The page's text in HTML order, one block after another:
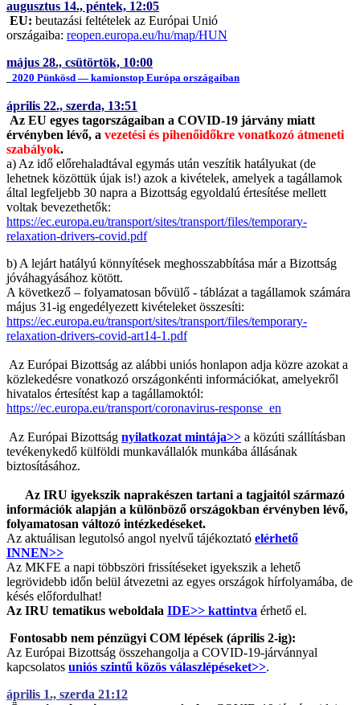
augusztus 14., péntek, 12:05
EU: beutazási feltételek az Európai Unió
országaiba: reopen.europa.eu/hu/map/HUN
május 28., csütörtök, 10:00
2020 Pünkösd — kamionstop Európa országaiban
április 22., szerda, 13:51
Az EU egyes tagországaiban a COVID-19 járvány miatt
érvényben lévő, a vezetési és pihenőidőkre vonatkozó átmeneti
szabályok.
a) Az idő előrehaladtával egymás után veszítik hatályukat (de
lehetnek közöttük újak is!) azok a kivételek, amelyek a tagállamok
által legfeljebb 30 napra a Bizottság egyoldalú értesítése mellett
voltak bevezethetők:
https://ec.europa.eu/transport/sites/transport/files/temporary-
relaxation-drivers-covid.pdf
b) A lejárt hatályú könnyítések meghosszabbítása már a Bizottság
jóváhagyásához kötött.
A következő – folyamatosan bővülő - táblázat a tagállamok számára
május 31-ig engedélyezett kivételeket összesíti:
https://ec.europa.eu/transport/sites/transport/files/temporary-
relaxation-drivers-covid-art14-1.pdf
Az Európai Bizottság az alábbi uniós honlapon adja közre azokat a
közlekedésre vonatkozó országonkénti információkat, amelyekről
hivatalos értesítést kap a tagállamoktól:
https://ec.europa.eu/transport/coronavirus-response_en
Az Európai Bizottság nyilatkozat mintája>> a közúti szállításban
tevékenykedő külföldi munkavállalók munkába állásának
biztosításához.
Az IRU igyekszik naprakészen tartani a tagjaitól származó
információk alapján a különböző országokban érvényben lévő,
folyamatosan változó intézkedéseket.
Az aktuálisan legutolsó angol nyelvű tájékoztató elérhető
INNEN>>
Az MKFE a napi többszöri frissítéseket igyekszik a lehető
legrövidebb időn belül átvezetni az egyes országok hírfolyamába, de
késés előfordulhat!
Az IRU tematikus weboldala IDE>> kattintva érhető el.
Fontosabb nem pénzügyi COM lépések (április 2-ig):
Az Európai Bizottság összehangolja a COVID-19-járvánnyal
kapcsolatos uniós szintű közös válaszlépéseket>>.
április 1., szerda 21:12